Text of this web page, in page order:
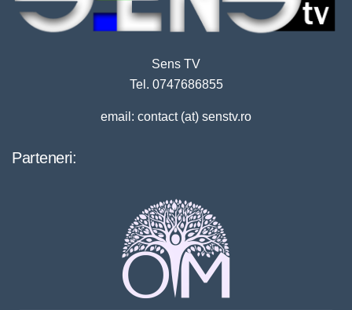
Sens TV
Tel. 0747686855
email: contact (at) senstv.ro
Parteneri: